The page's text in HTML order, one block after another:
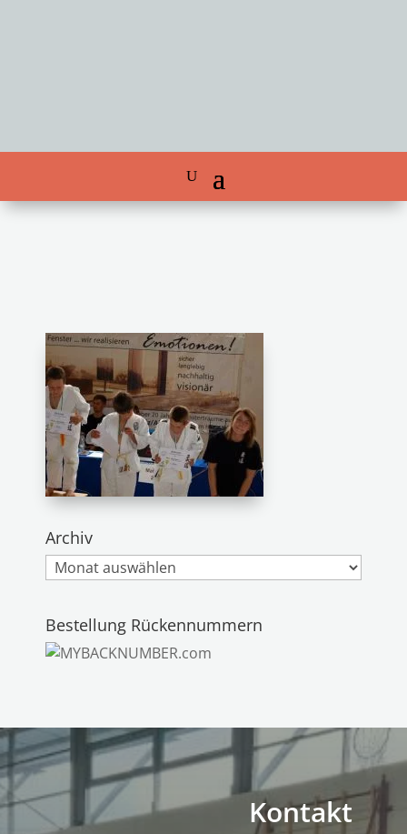
Archiv
Archiv
Bestellung Rückennummern
Kontakt